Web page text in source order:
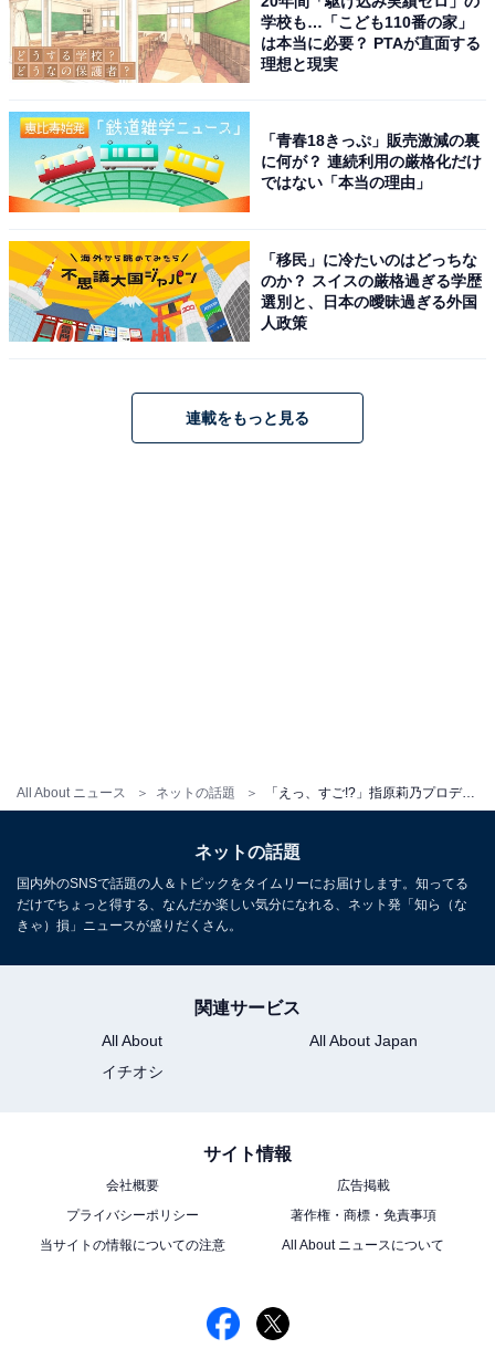
All About ニュース ネットの話題 「えっ、すご!?」指原莉乃プロデュースアイドル、手作りパンに反響！ 「ガチ天才で感動」「商品化待ってます」
学校も…「こども110番の家」
は本当に必要？ PTAが直面する
理想と現実
「青春18きっぷ」販売激減の裏
に何が？ 連続利用の厳格化だけ
ではない「本当の理由」
「移民」に冷たいのはどっちな
のか？ スイスの厳格過ぎる学歴
選別と、日本の曖昧過ぎる外国
人政策
連載をもっと見る
ネットの話題
国内外のSNSで話題の人＆トピックをタイムリーにお届けします。知ってる
だけでちょっと得する、なんだか楽しい気分になれる、ネット発「知ら（な
きゃ）損」ニュースが盛りだくさん。
関連サービス
All About
All About Japan
イチオシ
サイト情報
会社概要
広告掲載
プライバシーポリシー
著作権・商標・免責事項
当サイトの情報についての注意
All About ニュースについて